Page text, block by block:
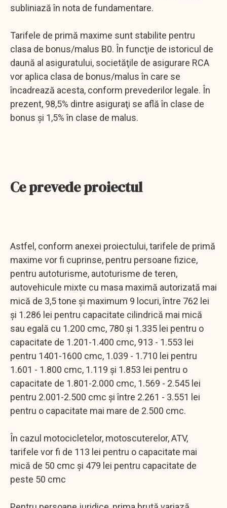
subliniază în nota de fundamentare.
Tarifele de primă maxime sunt stabilite pentru
clasa de bonus/malus B0. În funcţie de istoricul de
daună al asiguratului, societăţile de asigurare RCA
vor aplica clasa de bonus/malus în care se
încadrează acesta, conform prevederilor legale. În
prezent, 98,5% dintre asiguraţi se află în clase de
bonus şi 1,5% în clase de malus.
Ce prevede proiectul
Astfel, conform anexei proiectului, tarifele de primă
maxime vor fi cuprinse, pentru persoane fizice,
pentru autoturisme, autoturisme de teren,
autovehicule mixte cu masa maximă autorizată mai
mică de 3,5 tone şi maximum 9 locuri, între 762 lei
şi 1.286 lei pentru capacitate cilindrică mai mică
sau egală cu 1.200 cmc, 780 şi 1.335 lei pentru o
capacitate de 1.201-1.400 cmc, 913 - 1.553 lei
pentru 1401-1600 cmc, 1.039 - 1.710 lei pentru
1.601 - 1.800 cmc, 1.119 şi 1.853 lei pentru o
capacitate de 1.801-2.000 cmc, 1.569 - 2.545 lei
pentru 2.001-2.500 cmc şi între 2.261 - 3.551 lei
pentru o capacitate mai mare de 2.500 cmc.
În cazul motocicletelor, motoscuterelor, ATV,
tarifele vor fi de 113 lei pentru o capacitate mai
mică de 50 cmc şi 479 lei pentru capacitate de
peste 50 cmc